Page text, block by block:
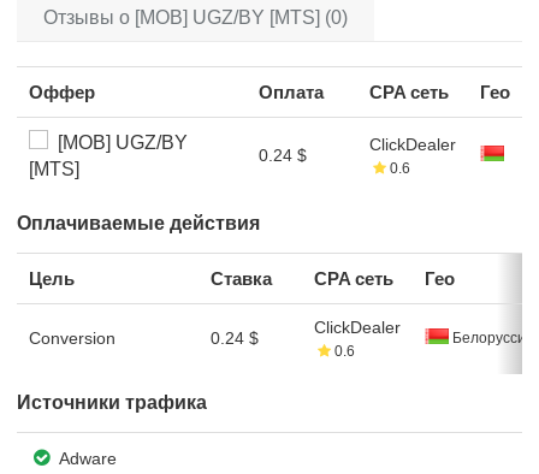
Отзывы о [MOB] UGZ/BY [MTS] (0)
Оффер Оплата CPA сеть Гео
[MOB] UGZ/BY
[MTS]
0.24 $
ClickDealer
0.6
Оплачиваемые действия
Цель Ставка CPA сеть Гео
Conversion 0.24 $
ClickDealer
0.6
Белоруссия
Источники трафика
Adware